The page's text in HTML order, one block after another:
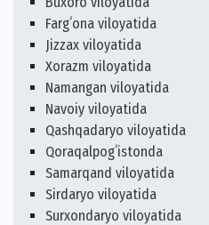
Fargʻona viloyatida
Jizzax viloyatida
Xorazm viloyatida
Namangan viloyatida
Navoiy viloyatida
Qashqadaryo viloyatida
Qoraqalpogʻistonda
Samarqand viloyatida
Sirdaryo viloyatida
Surxondaryo viloyatida